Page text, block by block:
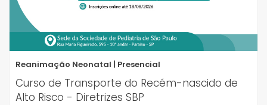
Reanimação Neonatal | Presencial
Curso de Transporte do Recém-nascido de
Alto Risco - Diretrizes SBP